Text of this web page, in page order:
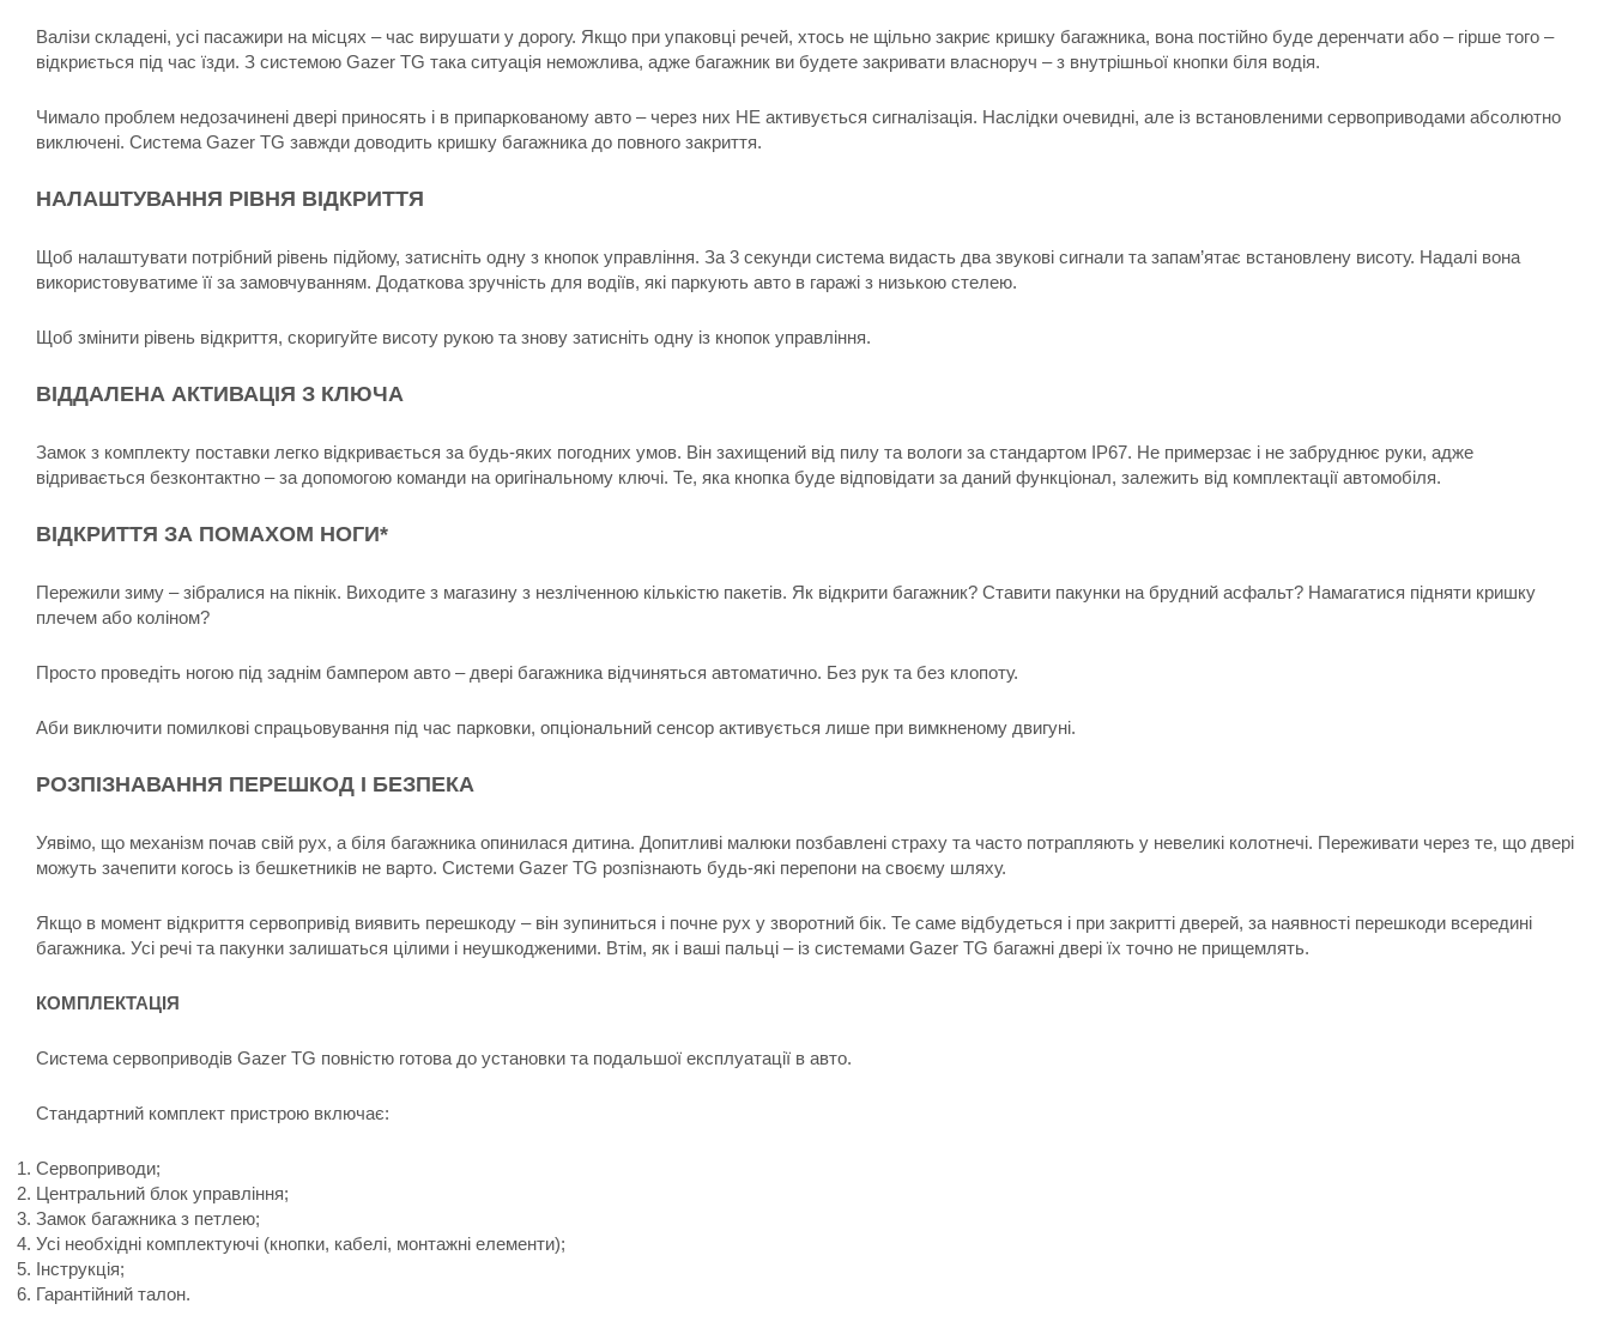
Валізи складені, усі пасажири на місцях – час вирушати у дорогу. Якщо при упаковці речей, хтось не щільно закриє кришку багажника, вона постійно буде деренчати або – гірше того –
відкриється під час їзди. З системою Gazer TG така ситуація неможлива, адже багажник ви будете закривати власноруч – з внутрішньої кнопки біля водія.
Чимало проблем недозачинені двері приносять і в припаркованому авто – через них НЕ активується сигналізація. Наслідки очевидні, але із встановленими сервоприводами абсолютно
виключені. Система Gazer TG завжди доводить кришку багажника до повного закриття.
НАЛАШТУВАННЯ РІВНЯ ВІДКРИТТЯ
Щоб налаштувати потрібний рівень підйому, затисніть одну з кнопок управління. За 3 секунди система видасть два звукові сигнали та запам’ятає встановлену висоту. Надалі вона
використовуватиме її за замовчуванням. Додаткова зручність для водіїв, які паркують авто в гаражі з низькою стелею.
Щоб змінити рівень відкриття, скоригуйте висоту рукою та знову затисніть одну із кнопок управління.
ВІДДАЛЕНА АКТИВАЦІЯ З КЛЮЧА
Замок з комплекту поставки легко відкривається за будь-яких погодних умов. Він захищений від пилу та вологи за стандартом IP67. Не примерзає і не забруднює руки, адже
відривається безконтактно – за допомогою команди на оригінальному ключі. Те, яка кнопка буде відповідати за даний функціонал, залежить від комплектації автомобіля.
ВІДКРИТТЯ ЗА ПОМАХОМ НОГИ*
Пережили зиму – зібралися на пікнік. Виходите з магазину з незліченною кількістю пакетів. Як відкрити багажник? Ставити пакунки на брудний асфальт? Намагатися підняти кришку
плечем або коліном?
Просто проведіть ногою під заднім бампером авто – двері багажника відчиняться автоматично. Без рук та без клопоту.
Аби виключити помилкові спрацьовування під час парковки, опціональний сенсор активується лише при вимкненому двигуні.
РОЗПІЗНАВАННЯ ПЕРЕШКОД І БЕЗПЕКА
Уявімо, що механізм почав свій рух, а біля багажника опинилася дитина. Допитливі малюки позбавлені страху та часто потрапляють у невеликі колотнечі. Переживати через те, що двері
можуть зачепити когось із бешкетників не варто. Системи Gazer TG розпізнають будь-які перепони на своєму шляху.
Якщо в момент відкриття сервопривід виявить перешкоду – він зупиниться і почне рух у зворотний бік. Те саме відбудеться і при закритті дверей, за наявності перешкоди всередині
багажника. Усі речі та пакунки залишаться цілими і неушкодженими. Втім, як і ваші пальці – із системами Gazer TG багажні двері їх точно не прищемлять.
КОМПЛЕКТАЦІЯ
Система сервоприводів Gazer TG повністю готова до установки та подальшої експлуатації в авто.
Стандартний комплект пристрою включає:
Сервоприводи;
Центральний блок управління;
Замок багажника з петлею;
Усі необхідні комплектуючі (кнопки, кабелі, монтажні елементи);
Інструкція;
Гарантійний талон.